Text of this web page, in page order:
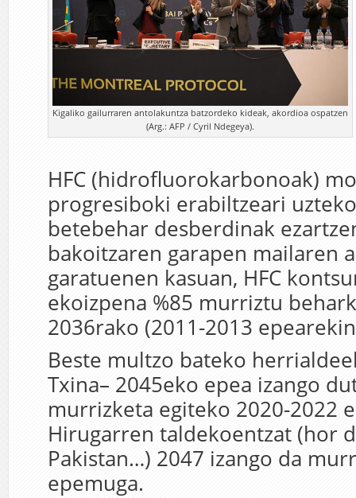
Kigaliko gailurraren antolakuntza batzordeko kideak, akordioa ospatzen
(Arg.: AFP / Cyril Ndegeya).
HFC (hidrofluorokarbonoak)
progresiboki erabiltzeari
betebehar desberdinak
bakoitzaren garapen mailaren
garatuenen kasuan, HFC
ekoizpena %85 murriztu
2036rako (2011-2013
Beste multzo bateko
Txina– 2045eko epea izango
murrizketa egiteko 2020-2022
Hirugarren taldekoentzat (hor
Pakistan…) 2047 izango da
epemuga.